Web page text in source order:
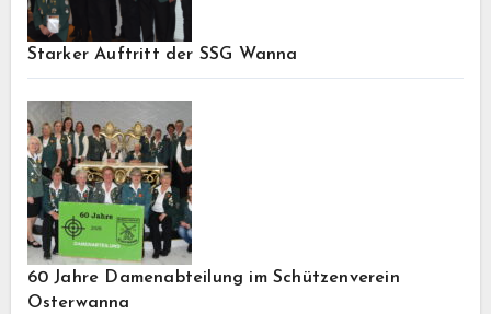
Starker Auftritt der SSG Wanna
60 Jahre Damenabteilung im Schützenverein
Osterwanna